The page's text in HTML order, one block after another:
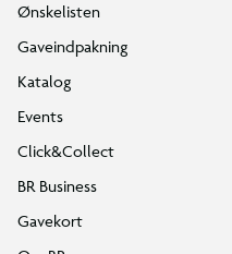
Ønskelisten
Gaveindpakning
Katalog
Events
Click&Collect
BR Business
Gavekort